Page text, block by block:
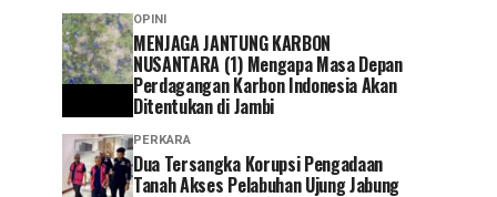
OPINI
MENJAGA JANTUNG KARBON
NUSANTARA (1) Mengapa Masa Depan
Perdagangan Karbon Indonesia Akan
Ditentukan di Jambi
PERKARA
Dua Tersangka Korupsi Pengadaan
Tanah Akses Pelabuhan Ujung Jabung